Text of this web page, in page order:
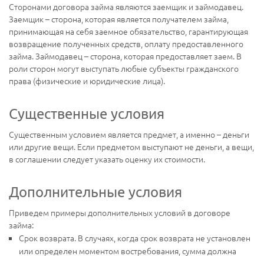
Сторонами договора займа являются заемщик и займодавец.
Заемщик – сторона, которая является получателем займа,
принимающая на себя заемное обязательство, гарантирующая
возвращение полученных средств, оплату предоставленного
займа. Займодавец – сторона, которая предоставляет заем. В
роли сторон могут выступать любые субъекты гражданского
права (физические и юридические лица).
Существенные условия
Существенным условием является предмет, а именно – деньги
или другие вещи. Если предметом выступают не деньги, а вещи,
в соглашении следует указать оценку их стоимости.
Дополнительные условия
Приведем примеры дополнительных условий в договоре
займа:
Срок возврата. В случаях, когда срок возврата не установлен
или определен моментом востребования, сумма должна